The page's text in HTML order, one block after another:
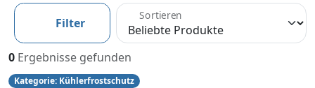
Filter
Sortieren
0 Ergebnisse gefunden
Kategorie: Kühlerfrostschutz